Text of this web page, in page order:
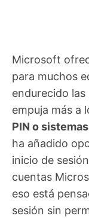
Microsoft
para muchos
endurecido las
empuja más a
PIN o
ha añadido
inicio de
cuentas
eso está
sesión sin